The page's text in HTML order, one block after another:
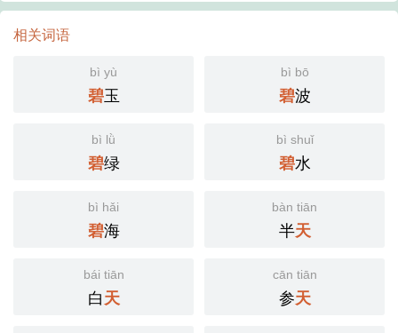
相关词语
bì yù
碧玉
bì bō
碧波
bì lǜ
碧绿
bì shuǐ
碧水
bì hǎi
碧海
bàn tiān
半天
bái tiān
白天
cān tiān
参天